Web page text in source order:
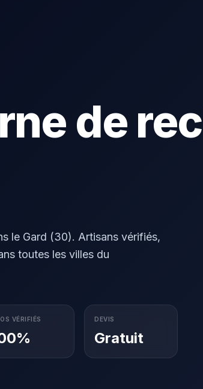
de
le Gard (30). Artisans vérifiés,
toutes les villes du
VÉRIFIÉS DEVIS
Gratuit